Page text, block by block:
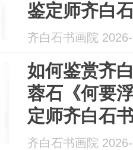
鉴定师齐白
弟子汤发周
齐白石书画院
如何鉴赏齐
蓉石《何要
定师齐白石
子汤发周发
齐白石书画院